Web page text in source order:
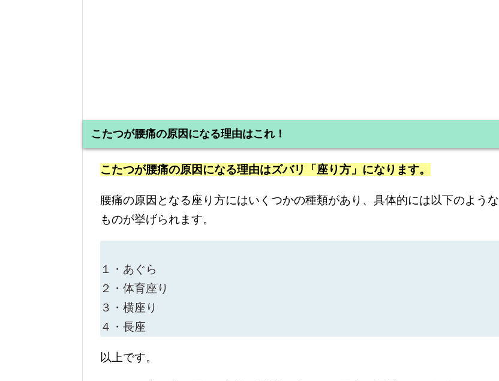
こたつが腰痛の原因になる理由はこれ！
こたつが腰痛の原因になる理由はズバリ「座り方」になります。
腰痛の原因となる座り方にはいくつかの種類があり、具体的には以下のような
ものが挙げられます。
１・あぐら
２・体育座り
３・横座り
４・長座
以上です。